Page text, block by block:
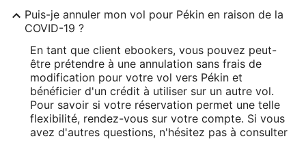
Puis-je annuler mon vol pour Pékin en raison de la
COVID-19 ?
En tant que client ebookers, vous pouvez peut-
être prétendre à une annulation sans frais de
modification pour votre vol vers Pékin et
bénéficier d'un crédit à utiliser sur un autre vol.
Pour savoir si votre réservation permet une telle
flexibilité, rendez-vous sur votre compte. Si vous
avez d'autres questions, n'hésitez pas à consulter